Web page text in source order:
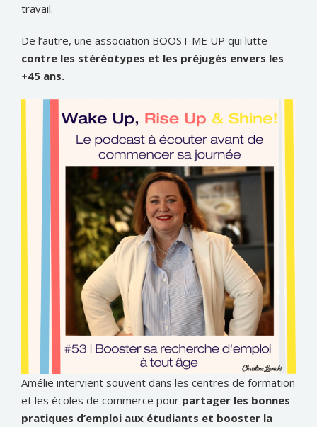
travail.
De l’autre, une association BOOST ME UP qui lutte
contre les stéréotypes et les préjugés envers les
+45 ans.
Amélie intervient souvent dans les centres de formation
et les écoles de commerce pour partager les bonnes
pratiques d’emploi aux étudiants et booster la